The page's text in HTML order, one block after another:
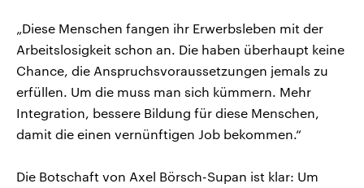
„Diese Menschen fangen ihr Erwerbsleben mit der
Arbeitslosigkeit schon an. Die haben überhaupt keine
Chance, die Anspruchsvoraussetzungen jemals zu
erfüllen. Um die muss man sich kümmern. Mehr
Integration, bessere Bildung für diese Menschen,
damit die einen vernünftigen Job bekommen.“
Die Botschaft von Axel Börsch-Supan ist klar: Um